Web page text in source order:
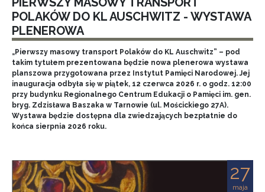
POLAKÓW DO KL AUSCHWITZ - WYSTAWA
PLENEROWA
„Pierwszy masowy transport Polaków do KL Auschwitz” – pod
takim tytułem prezentowana będzie nowa plenerowa wystawa
planszowa przygotowana przez Instytut Pamięci Narodowej. Jej
inauguracja odbyła się w piątek, 12 czerwca 2026 r. o godz. 12:00
przy budynku Regionalnego Centrum Edukacji o Pamięci im. gen.
bryg. Zdzisława Baszaka w Tarnowie (ul. Mościckiego 27A).
Wystawa będzie dostępna dla zwiedzających bezpłatnie do
końca sierpnia 2026 roku.
27
maja